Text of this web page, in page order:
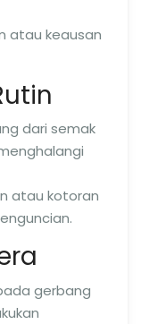
atau keausan
dari semak
atau kotoran
gerbang